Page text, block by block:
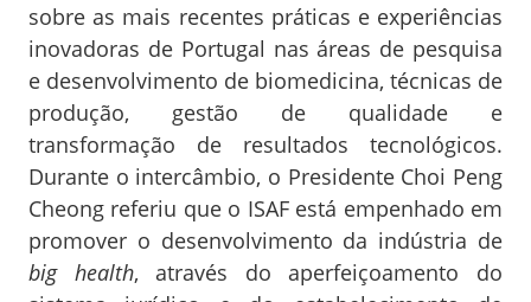
sobre as mais recentes práticas e experiências
inovadoras de Portugal nas áreas de pesquisa
e desenvolvimento de biomedicina, técnicas de
produção, gestão de qualidade e
transformação de resultados tecnológicos.
Durante o intercâmbio, o Presidente Choi Peng
Cheong referiu que o ISAF está empenhado em
promover o desenvolvimento da indústria de
big health, através do aperfeiçoamento do